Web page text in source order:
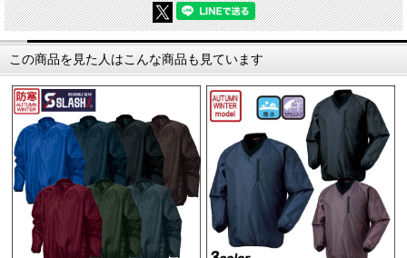
この商品を見た人はこんな商品も見ています